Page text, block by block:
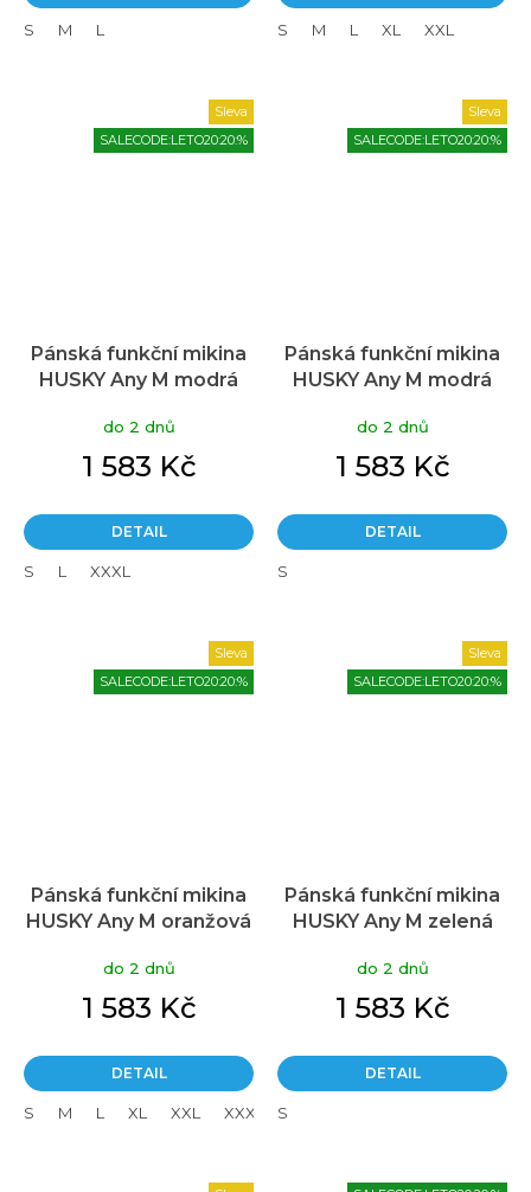
S M L S M L XL XXL
Sleva
SALECODE:LETO20:20:%
Pánská funkční mikina
HUSKY Any M modrá
do 2 dnů
1 583 Kč
DETAIL
S L XXXL
Sleva
SALECODE:LETO20:20:%
Pánská funkční mikina
HUSKY Any M modrá
do 2 dnů
1 583 Kč
DETAIL
S
Sleva
SALECODE:LETO20:20:%
Pánská funkční mikina
HUSKY Any M oranžová
do 2 dnů
1 583 Kč
DETAIL
S M L XL XXL XXXL
Sleva
SALECODE:LETO20:20:%
Pánská funkční mikina
HUSKY Any M zelená
do 2 dnů
1 583 Kč
DETAIL
S